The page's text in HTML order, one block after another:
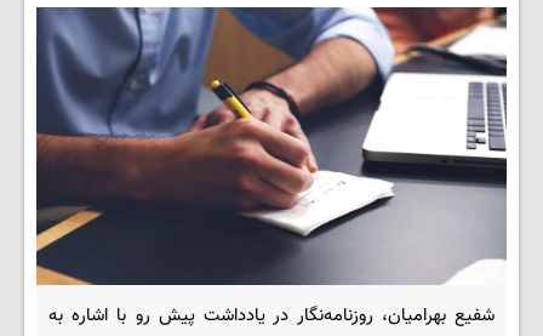
شفیع بهرامیان، روزنامه‌نگار در یادداشت پیش رو با اشاره به